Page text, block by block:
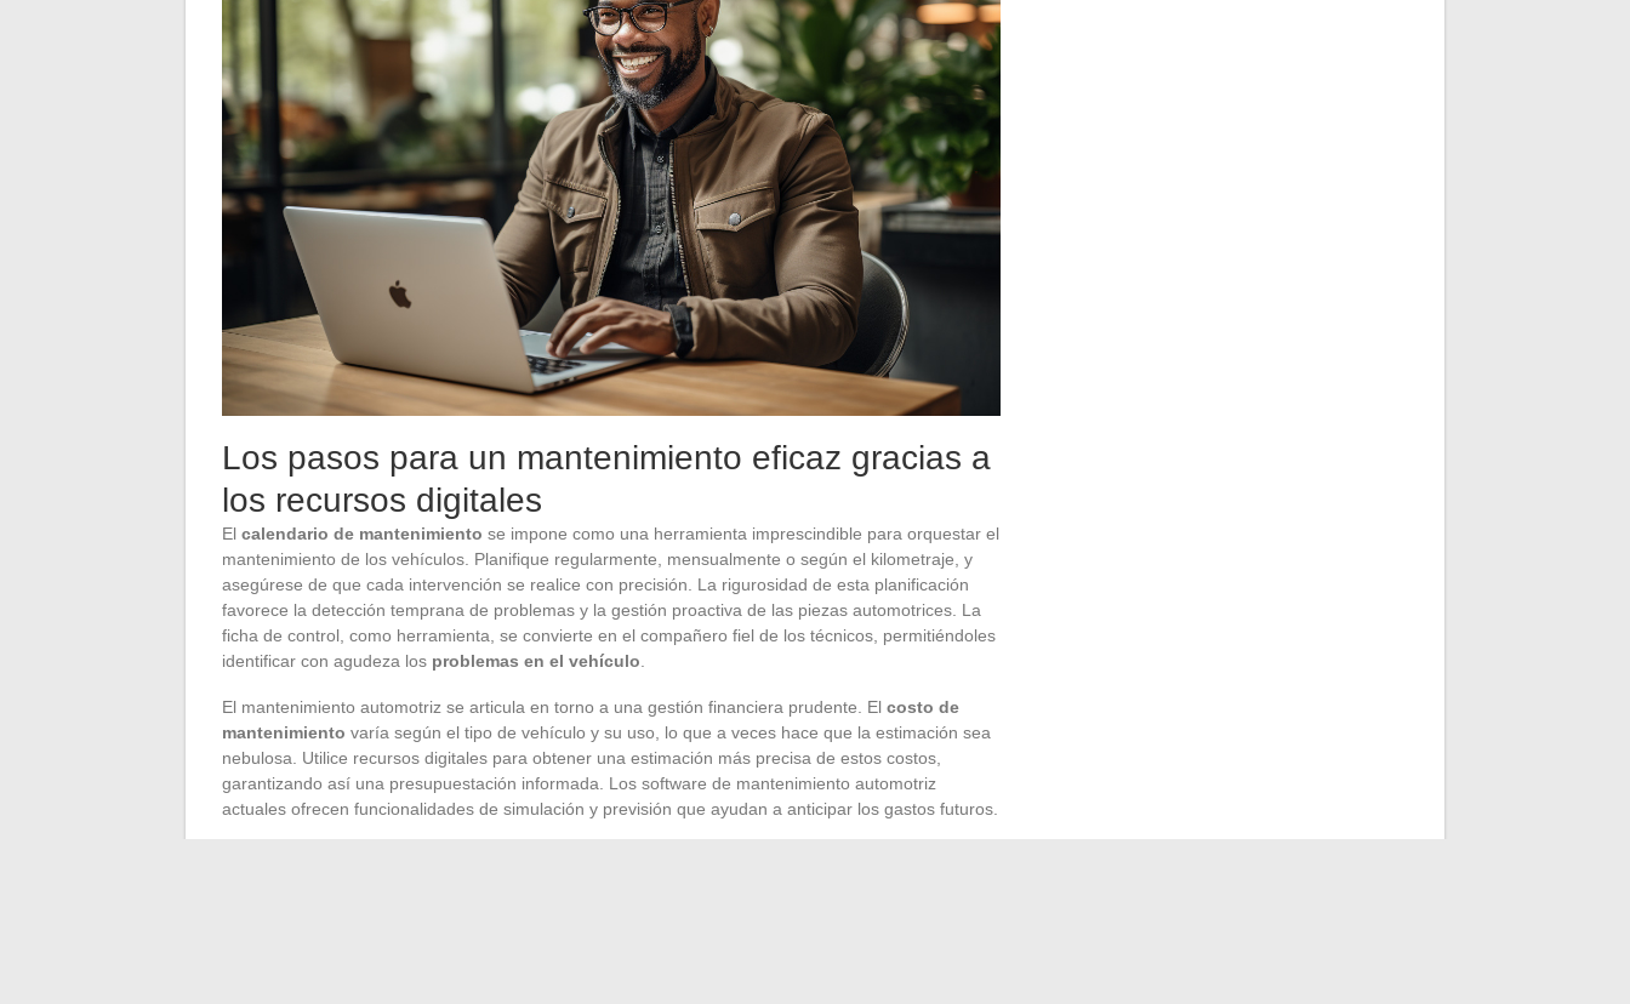
Los pasos para un mantenimiento eficaz gracias a
los recursos digitales
El calendario de mantenimiento se impone como una herramienta imprescindible para orquestar el
mantenimiento de los vehículos. Planifique regularmente, mensualmente o según el kilometraje, y
asegúrese de que cada intervención se realice con precisión. La rigurosidad de esta planificación
favorece la detección temprana de problemas y la gestión proactiva de las piezas automotrices. La
ficha de control, como herramienta, se convierte en el compañero fiel de los técnicos, permitiéndoles
identificar con agudeza los problemas en el vehículo
El mantenimiento automotriz se articula en torno a una gestión financiera prudente. El costo de
mantenimiento varía según el tipo de vehículo y su uso, lo que a veces hace que la estimación sea
nebulosa. Utilice recursos digitales para obtener una estimación más precisa de estos costos,
garantizando así una presupuestación informada. Los software de mantenimiento automotriz
actuales ofrecen funcionalidades de simulación y previsión que ayudan a anticipar los gastos futuros.